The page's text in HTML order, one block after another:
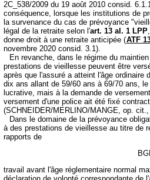
2C_538/2009 du 19 août 2010 consid.
conséquence, lorsque les institutions de
la survenance du cas de prévoyance
légal de la retraite selon l'art. 13 al. 1 LPP
donne droit à une retraite anticipée (ATF
novembre 2020 consid. 3.1).
En revanche, dans le régime du
prestations de vieillesse peuvent être
après que l'assuré a atteint l'âge ordinaire
dix ans allant de 59/60 ans à 69/70 ans,
lucrative, mais à la demande de
versement d'une police ait été fixé
(SCHNEIDER/MERLINO/MANGE, op. cit.,
Dans le domaine de la prévoyance
à des prestations de vieillesse au titre de
rapports de
travail avant l'âge réglementaire normal